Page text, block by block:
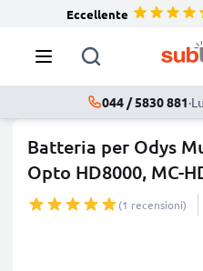
Eccellente
044 / 5830 881·
Batteria per Odys
Opto HD8000, MC-
(1 recensioni)